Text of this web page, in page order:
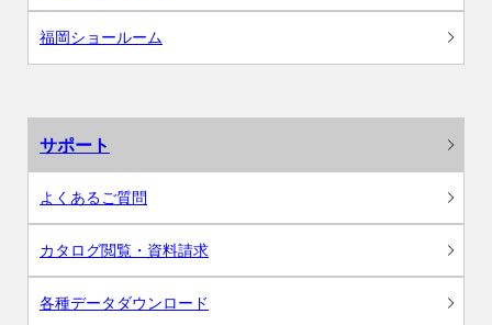
福岡ショールーム
サポート
よくあるご質問
カタログ閲覧・資料請求
各種データダウンロード